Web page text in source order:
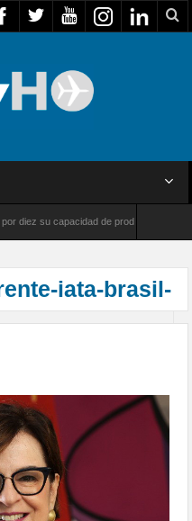
diez su capacidad de producción de
iata-brasil-